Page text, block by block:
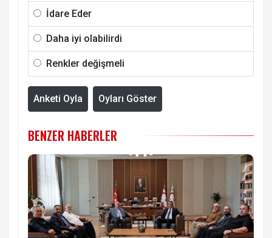
İdare Eder
Daha iyi olabilirdi
Renkler değişmeli
Anketi Oyla Oyları Göster
BENZER HABERLER